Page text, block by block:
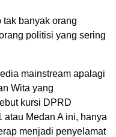
tak banyak orang
politisi yang sering
mainstream apalagi
Wita yang
kursi DPRD
atau Medan A ini, hanya
menjadi penyelamat